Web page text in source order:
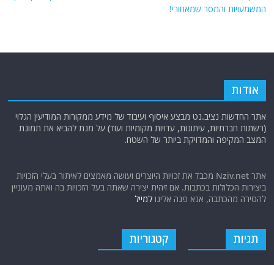
המשמעויות והמסר שמאחורי!
אודות
אתר החדשות נציב.נט מבצע איסוף ועיבוד של מידע ממקורות המודיעין הגלוי
(רשתות חברתיות, עיתונות, עדויות מקומיות ועוד) על מנת להביא את תמונת
המצב המקיפה והמדויקת ביותר של השטח.
אתר Nziv.net מכבד את זכויות היוצרים ועושה מאמצים לאיתור בעלי הזכויות
ביצירות הכלולות בכתבות. אם זיהית יצירה שאתה בעל הזכויות בה ואתה מעוניין
להסירה מהכתבה, אנא פנה אלינולמייל
תגיות קטגוריות